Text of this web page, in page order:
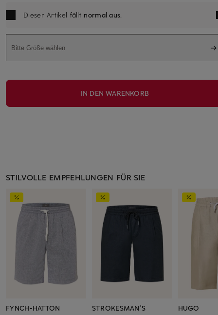
Dieser Artikel fällt normal aus.
Bitte Größe wählen
IN DEN WARENKORB
STILVOLLE EMPFEHLUNGEN FÜR SIE
FYNCH-HATTON
STROKESMAN'S
HUGO